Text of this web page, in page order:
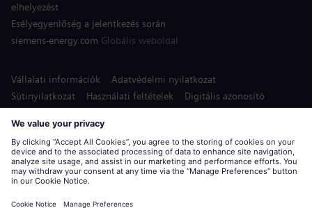
elhelyezést
Esélyegyenlőség a jelentkezés során
siemens-energy.com Globális weboldal
Vállalati információk
Adatvédelmi nyilatkozat
Sütinyilatkozat
Használati feltételek Digitális azonosító
Siemens Energy a Siemens AG bejegyzett védjegye.
© Siemens Energy, 2020 - 2026